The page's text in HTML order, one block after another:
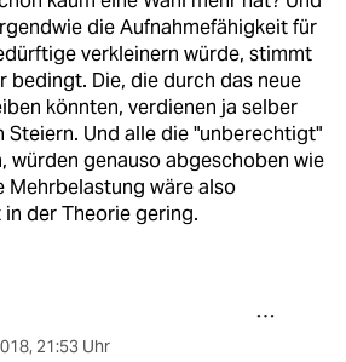
die Aufnahmefähigkeit für
verkleinern würde, stimmt
bedingt. Die, die durch das neue
könnten, verdienen ja selber
Steiern. Und alle die "unberechtigt"
würden genauso abgeschoben wie
Mehrbelastung wäre also
in der Theorie gering.
, 21:53 Uhr